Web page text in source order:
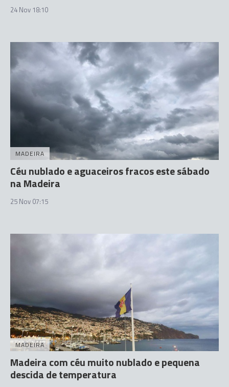
24 Nov 18:10
MADEIRA
Céu nublado e aguaceiros fracos este sábado
na Madeira
25 Nov 07:15
MADEIRA
Madeira com céu muito nublado e pequena
descida de temperatura